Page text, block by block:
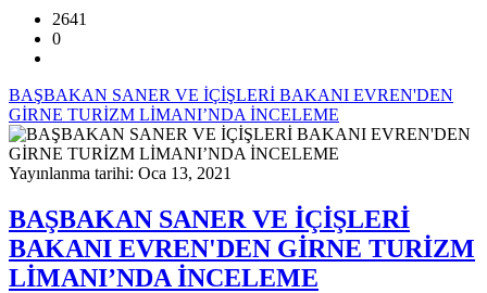
2641
0
BAŞBAKAN SANER VE İÇİŞLERİ BAKANI EVREN'DEN
GİRNE TURİZM LİMANI’NDA İNCELEME
Yayınlanma tarihi: Oca 13, 2021
BAŞBAKAN SANER VE İÇİŞLERİ
BAKANI EVREN'DEN GİRNE TURİZM
LİMANI’NDA İNCELEME